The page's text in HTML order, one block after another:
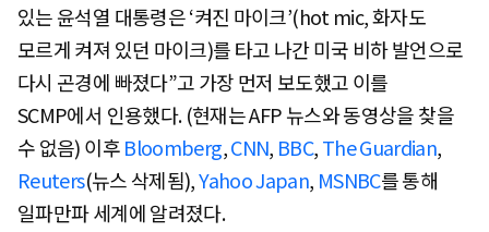
있는 윤석열 대통령은 ‘켜진 마이크’(hot mic, 화자도
모르게 켜져 있던 마이크)를 타고 나간 미국 비하 발언으로
다시 곤경에 빠졌다”고 가장 먼저 보도했고 이를
SCMP에서 인용했다. (현재는 AFP 뉴스와 동영상을 찾을
수 없음) 이후Bloomberg,CNN, BBC,The Guardian,
Reuters(뉴스 삭제됨),Yahoo Japan, MSNBC를 통해
일파만파 세계에 알려졌다.